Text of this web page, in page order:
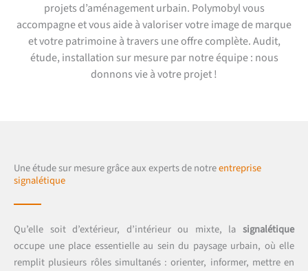
projets d’aménagement urbain. Polymobyl vous
accompagne et vous aide à valoriser votre image de marque
et votre patrimoine à travers une offre complète. Audit,
étude, installation sur mesure par notre équipe : nous
donnons vie à votre projet !
Une étude sur mesure grâce aux experts de notreentreprise
signalétique
Qu’elle soit d’extérieur, d’intérieur ou mixte, la signalétique
occupe une place essentielle au sein du paysage urbain, où elle
remplit plusieurs rôles simultanés : orienter, informer, mettre en